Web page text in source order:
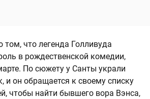
том, что легенда Голливуда
в рождественской комедии,
По сюжету у Санты украли
он обращается к своему списку
чтобы найти бывшего вора Вэнса,